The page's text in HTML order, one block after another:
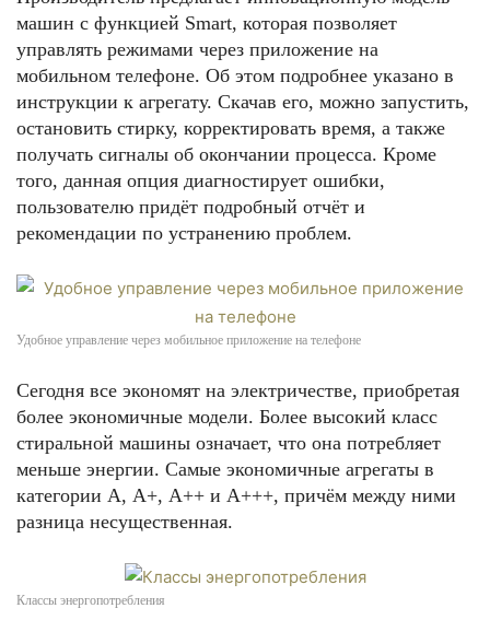
машин с функцией Smart, которая позволяет
управлять режимами через приложение на
мобильном телефоне. Об этом подробнее указано в
инструкции к агрегату. Скачав его, можно запустить,
остановить стирку, корректировать время, а также
получать сигналы об окончании процесса. Кроме
того, данная опция диагностирует ошибки,
пользователю придёт подробный отчёт и
рекомендации по устранению проблем.
Удобное управление через мобильное приложение на телефоне
Сегодня все экономят на электричестве, приобретая
более экономичные модели. Более высокий класс
стиральной машины означает, что она потребляет
меньше энергии. Самые экономичные агрегаты в
категории А, А+, А++ и А+++, причём между ними
разница несущественная.
Классы энергопотребления